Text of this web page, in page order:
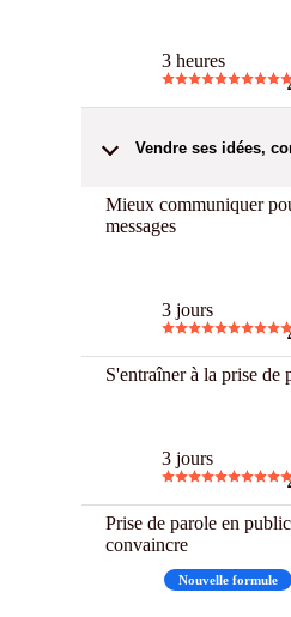
3 heures
Vendre ses idées,
Mieux communiquer
messages
3 jours
S'entraîner à la prise de
3 jours
Prise de parole en
convaincre
Nouvelle formule